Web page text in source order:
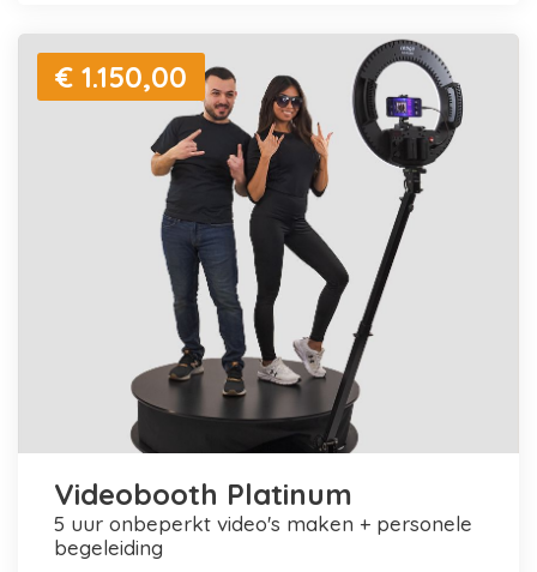
€ 1.150,00
Videobooth Platinum
5 uur onbeperkt video's maken + personele
begeleiding